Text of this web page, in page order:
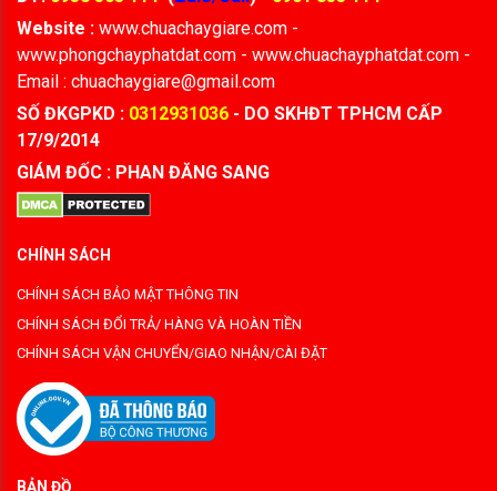
Website : www.chuachaygiare.com -
www.phongchayphatdat.com - www.chuachayphatdat.com -
Email : chuachaygiare@gmail.com
SỐ ĐKGPKD : 0312931036 - DO SKHĐT TPHCM CẤP
17/9/2014
GIÁM ĐỐC : PHAN ĐĂNG SANG
CHÍNH SÁCH
CHÍNH SÁCH BẢO MẬT THÔNG TIN
CHÍNH SÁCH ĐỔI TRẢ/ HÀNG VÀ HOÀN TIỀN
CHÍNH SÁCH VẬN CHUYỂN/GIAO NHẬN/CÀI ĐẶT
BẢN ĐỒ